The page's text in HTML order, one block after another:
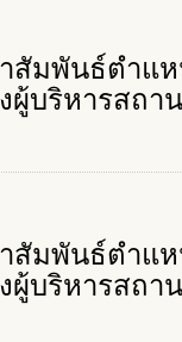
สัมพันธ์ตำแ
บริหารสถา
สัมพันธ์ตำแ
บริหารสถา